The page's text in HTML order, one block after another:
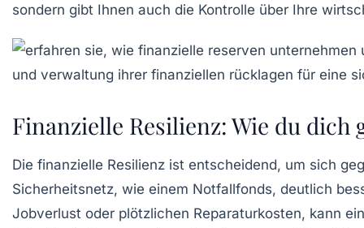
sondern gibt Ihnen auch die Kontrolle über Ihre
Finanzielle Resilienz: Wie du dich
Die finanzielle Resilienz ist entscheidend, um sich
Sicherheitsnetz, wie einem Notfallfonds, deutlich
Jobverlust oder plötzlichen Reparaturkosten, kann